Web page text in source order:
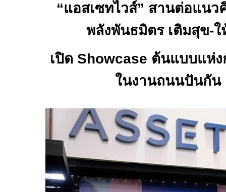
“แอสเซทไวส์” สานต่อแน
พลังพันธมิตร เติมสุข-ใ
เปิด Showcase ต้นแบบแห่
ในงานถนนปันกัน